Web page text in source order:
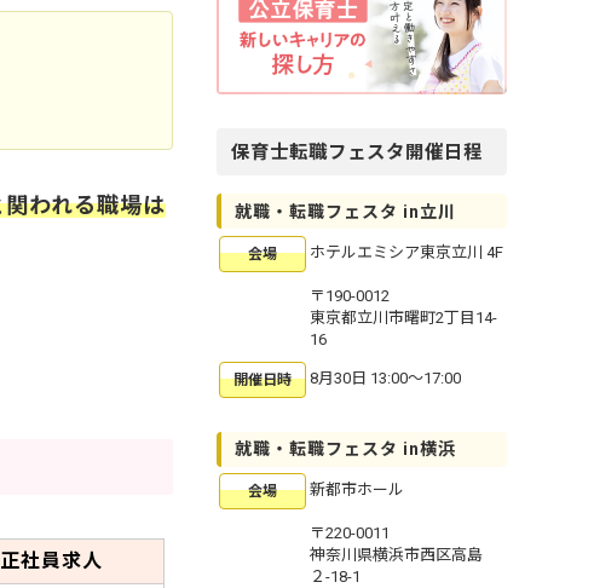
われる職場は
正社員求人
保育士転職フェスタ開催日程
就職・転職フェスタ in立川
会場 ホテルエミシア東京立川 4F
〒190-0012
東京都立川市曙町2丁目14-
16
開催日時 8月30日 13:00〜17:00
就職・転職フェスタ in横浜
会場 新都市ホール
〒220-0011
神奈川県横浜市西区高島
２-18-1